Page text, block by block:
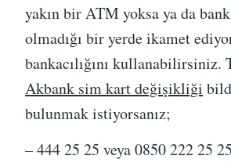
yakın bir ATM yoksa ya da
olmadığı bir yerde ikamet
bankacılığını kullanabilirsiniz.
Akbank sim kart değişikliği
bulunmak istiyorsanız;
– 444 25 25 veya 0850 222 25 25